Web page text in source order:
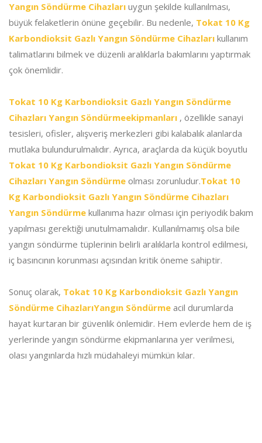
Yangın Söndürme Cihazları uygun şekilde kullanılması,
büyük felaketlerin önüne geçebilir. Bu nedenle, Tokat 10 Kg
Karbondioksit Gazlı Yangın Söndürme Cihazları kullanım
talimatlarını bilmek ve düzenli aralıklarla bakımlarını yaptırmak
çok önemlidir.
Tokat 10 Kg Karbondioksit Gazlı Yangın Söndürme
Cihazları Yangın Söndürmeekipmanları , özellikle sanayi
tesisleri, ofisler, alışveriş merkezleri gibi kalabalık alanlarda
mutlaka bulundurulmalıdır. Ayrıca, araçlarda da küçük boyutlu
Tokat 10 Kg Karbondioksit Gazlı Yangın Söndürme
Cihazları Yangın Söndürme olması zorunludur.Tokat 10
Kg Karbondioksit Gazlı Yangın Söndürme Cihazları
Yangın Söndürme kullanıma hazır olması için periyodik bakım
yapılması gerektiği unutulmamalıdır. Kullanılmamış olsa bile
yangın söndürme tüplerinin belirli aralıklarla kontrol edilmesi,
iç basıncının korunması açısından kritik öneme sahiptir.
Sonuç olarak, Tokat 10 Kg Karbondioksit Gazlı Yangın
Söndürme CihazlarıYangın Söndürme acil durumlarda
hayat kurtaran bir güvenlik önlemidir. Hem evlerde hem de iş
yerlerinde yangın söndürme ekipmanlarına yer verilmesi,
olası yangınlarda hızlı müdahaleyi mümkün kılar.